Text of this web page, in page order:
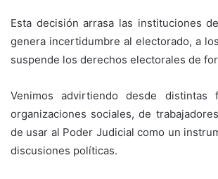
Esta decisión arrasa las instituciones
genera incertidumbre al electorado, a
suspende los derechos electorales de
Venimos advirtiendo desde distintas
organizaciones sociales, de
de usar al Poder Judicial como un
discusiones políticas.